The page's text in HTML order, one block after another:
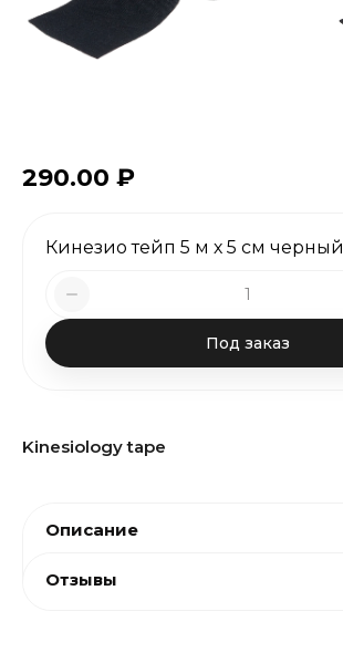
Kinesiology tape
290.00 ₽
Кинезио тейп 5 м х 5 см черный
Под заказ
Описание
Отзывы